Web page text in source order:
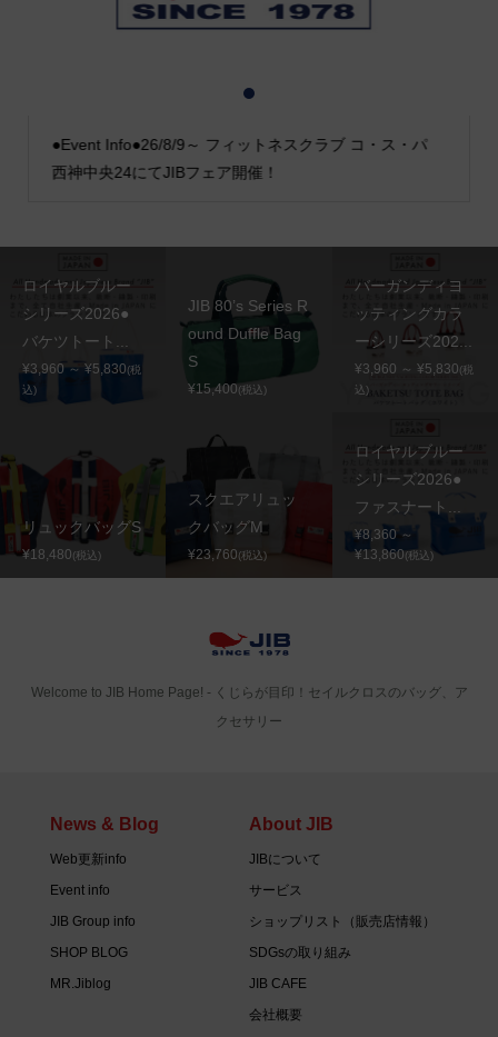
●Event Info●26/8/9～ フィットネスクラブ コ・ス・パ
西神中央24にてJIBフェア開催！
2
ロイヤルブルー
シリーズ2026●
バケツトート...
¥3,960 ～ ¥5,830(税
込)
JIB 80’s Series R
ound Duffle Bag
S
¥15,400(税込)
バーガンディヨ
ッティングカラ
ーシリーズ202...
¥3,960 ～ ¥5,830(税
込)
リュックバッグS
¥18,480(税込)
スクエアリュッ
クバッグM
¥23,760(税込)
ロイヤルブルー
シリーズ2026●
ファスナート...
¥8,360 ～
¥13,860(税込)
Welcome to JIB Home Page! ‐ くじらが目印！セイルクロスのバッグ、ア
クセサリー
News & Blog
Web更新info
Event info
JIB Group info
SHOP BLOG
MR.Jiblog
About JIB
JIBについて
サービス
ショップリスト（販売店情報）
SDGsの取り組み
JIB CAFE
会社概要